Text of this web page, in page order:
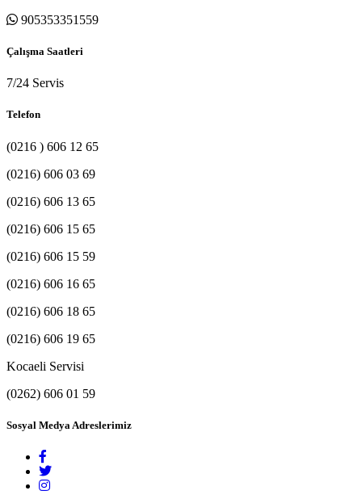
905353351559
Çalışma Saatleri
7/24 Servis
Telefon
(0216 ) 606 12 65
(0216) 606 03 69
(0216) 606 13 65
(0216) 606 15 65
(0216) 606 15 59
(0216) 606 16 65
(0216) 606 18 65
(0216) 606 19 65
Kocaeli Servisi
(0262) 606 01 59
Sosyal Medya Adreslerimiz